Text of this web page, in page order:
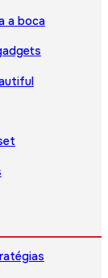
a boca